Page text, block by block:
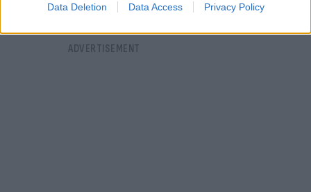
Data Deletion Data Access Privacy Policy